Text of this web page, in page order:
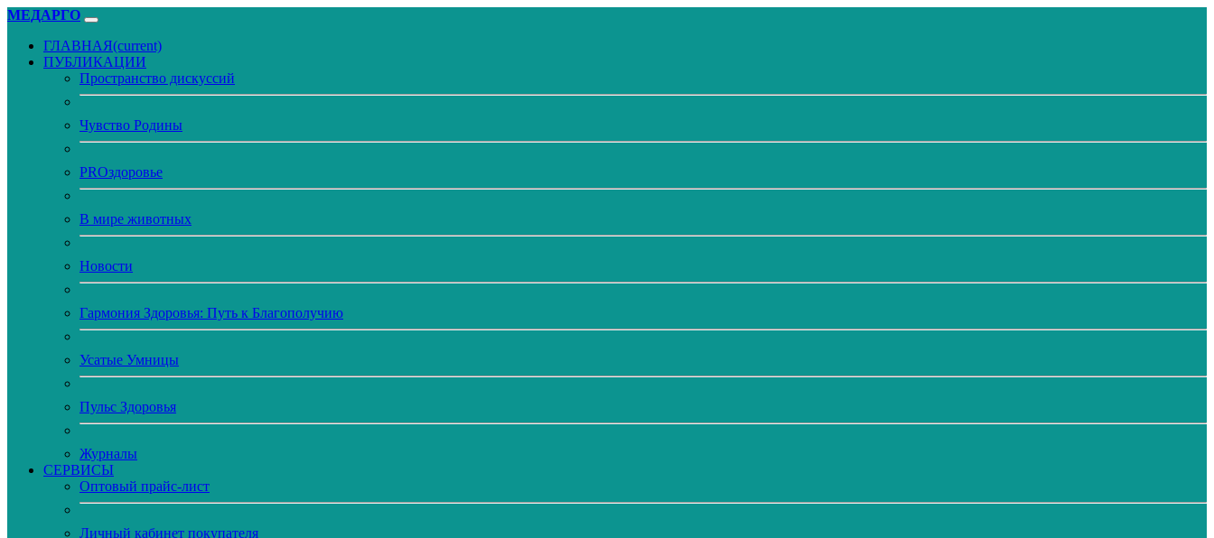
МЕДАРГО
ГЛАВНАЯ(current)
ПУБЛИКАЦИИ
Пространство дискуссий
Чувство Родины
PROздоровье
В мире животных
Новости
Гармония Здоровья: Путь к Благополучию
Усатые Умницы
Пульс Здоровья
Журналы
CЕРВИСЫ
Оптовый прайс-лист
Личный кабинет покупателя